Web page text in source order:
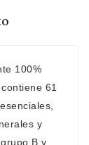
100%
61
y
B y